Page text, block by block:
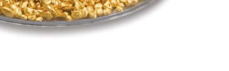
Sverige
भारत